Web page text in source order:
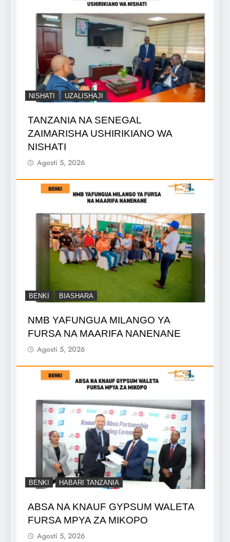
NISHATI UZALISHAJI
TANZANIA NA SENEGAL
ZAIMARISHA USHIRIKIANO WA
NISHATI
Agosti 5, 2026
BENKI BIASHARA
NMB YAFUNGUA MILANGO YA
FURSA NA MAARIFA NANENANE
Agosti 5, 2026
BENKI HABARI TANZANIA
ABSA NA KNAUF GYPSUM WALETA
FURSA MPYA ZA MIKOPO
Agosti 5, 2026